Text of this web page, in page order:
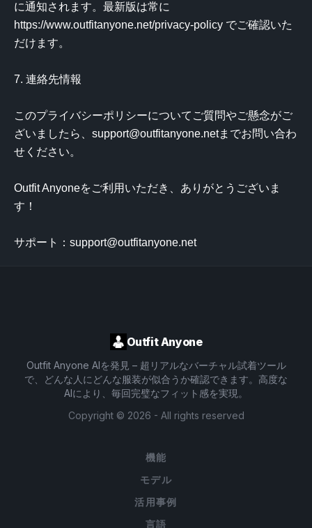
に通知されます。最新版は常に
https://www.outfitanyone.net/privacy-policy でご確認いた
だけます。
7. 連絡先情報
このプライバシーポリシーについてご質問やご懸念がご
ざいましたら、 support@outfitanyone.netまでお問い合わ
せください。
Outfit Anyoneをご利用いただき、ありがとうございま
す！
サポート： support@outfitanyone.net
Outfit Anyone
Outfit Anyone AIを発見 – 超リアルなバーチャル試着ツール
で、どんな人にどんな服装が似合うか確認できます。高度な
AIにより、毎回完璧なフィット感を実現。
Copyright © 2026 - All rights reserved
機能
モデル
活用事例
言語